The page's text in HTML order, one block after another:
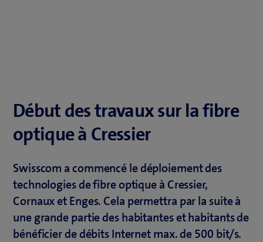
Début des travaux sur la fibre
optique à Cressier
Swisscom a commencé le déploiement des
technologies de fibre optique à Cressier,
Cornaux et Enges. Cela permettra par la suite à
une grande partie des habitantes et habitants de
bénéficier de débits Internet max. de 500 bit/s.